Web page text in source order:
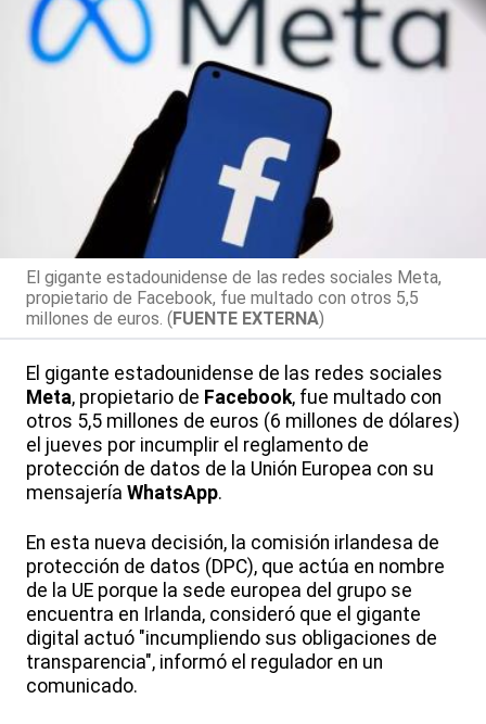
El gigante estadounidense de las redes sociales Meta,
propietario de Facebook, fue multado con otros 5,5
millones de euros. (FUENTE EXTERNA)
El gigante estadounidense de las redes sociales
Meta, propietario de Facebook, fue multado con
otros 5,5 millones de euros (6 millones de dólares)
el jueves por incumplir el reglamento de
protección de datos de la Unión Europea con su
mensajería WhatsApp.
En esta nueva decisión, la comisión irlandesa de
protección de datos (DPC), que actúa en nombre
de la UE porque la sede europea del grupo se
encuentra en Irlanda, consideró que el gigante
digital actuó "incumpliendo sus obligaciones de
transparencia", informó el regulador en un
comunicado.